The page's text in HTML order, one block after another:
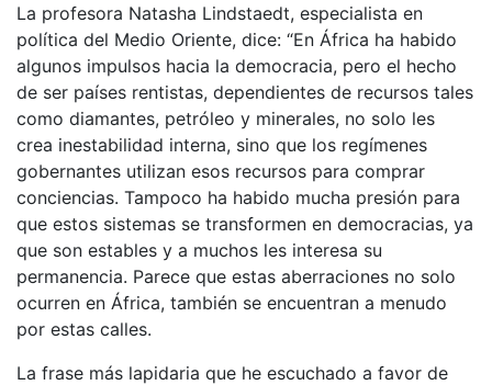
La profesora Natasha Lindstaedt, especialista en
política del Medio Oriente, dice: “En África ha habido
algunos impulsos hacia la democracia, pero el hecho
de ser países rentistas, dependientes de recursos tales
como diamantes, petróleo y minerales, no solo les
crea inestabilidad interna, sino que los regímenes
gobernantes utilizan esos recursos para comprar
conciencias. Tampoco ha habido mucha presión para
que estos sistemas se transformen en democracias, ya
que son estables y a muchos les interesa su
permanencia. Parece que estas aberraciones no solo
ocurren en África, también se encuentran a menudo
por estas calles.
La frase más lapidaria que he escuchado a favor de